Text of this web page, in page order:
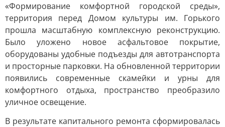
«Формирование комфортной городской среды»,
территория перед Домом культуры им. Горького
прошла масштабную комплексную реконструкцию.
Было уложено новое асфальтовое покрытие,
оборудованы удобные подъезды для автотранспорта
и просторные парковки. На обновленной территории
появились современные скамейки и урны для
комфортного отдыха, пространство преобразило
уличное освещение.
В результате капитального ремонта сформировалась